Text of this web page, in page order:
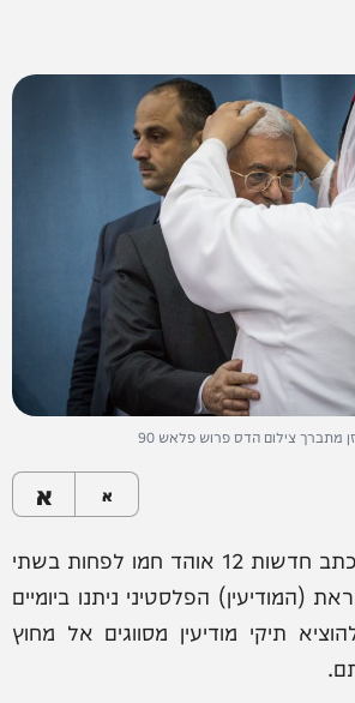
מתברך צילום הדס פרוש פלאש 90
א א
ממידע שהגיע לידי כתב חדשות 12 אוהד חמו לפחות בשתי
(המודיעין) הפלסטיני ניתנו ביומיים
תיקי מודיעין מסווגים אל מחוץ